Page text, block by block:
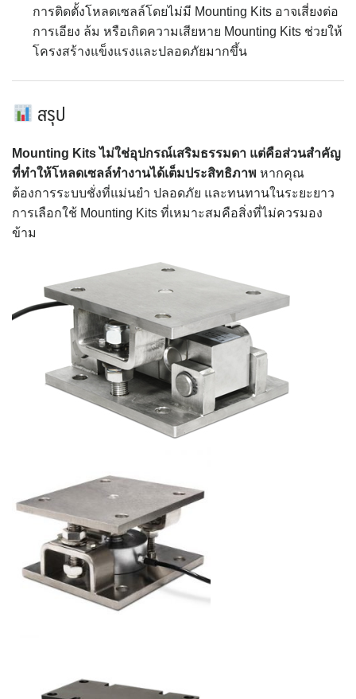
การติดตั้งโหลดเซลล์โดยไม่มี Mounting Kits อาจเสี่ยงต่อ
การเอียง ล้ม หรือเกิดความเสียหาย Mounting Kits ช่วยให้
โครงสร้างแข็งแรงและปลอดภัยมากขึ้น
สรุป
Mounting Kits ไม่ใช่อุปกรณ์เสริมธรรมดา แต่คือส่วนสำคัญ
ที่ทำให้โหลดเซลล์ทำงานได้เต็มประสิทธิภาพ หากคุณ
ต้องการระบบชั่งที่แม่นยำ ปลอดภัย และทนทานในระยะยาว
การเลือกใช้ Mounting Kits ที่เหมาะสมคือสิ่งที่ไม่ควรมอง
ข้าม